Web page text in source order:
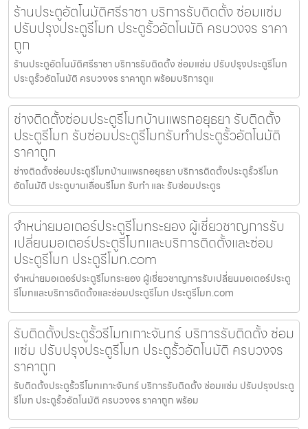
ร้านประตูอัตโนมัติศรีราชา บริการรับติดตั้ง ซ่อมแซ่ม
ปรับปรุงประตูรีโมท ประตูรั้วอัตโนมัติ ครบวงจร ราคา
ถูก
ร้านประตูอัตโนมัติศรีราชา บริการรับติดตั้ง ซ่อมแซ่ม ปรับปรุงประตูรีโมท
ประตูรั้วอัตโนมัติ ครบวงจร ราคาถูก พร้อมบริการดูแ
ช่างติดตั้งซ่อมประตูรีโมทบ้านแพรกอยุธยา รับติดตั้ง
ประตูรีโมท รับซ่อมประตูรีโมทรับทำประตูรั้วอัตโนมัติ
ราคาถูก
ช่างติดตั้งซ่อมประตูรีโมทบ้านแพรกอยุธยา บริการติดตั้งประตูรั้วรีโมท
อัตโนมัติ ประตูบานเลื่อนรีโมท รับทำ และ รับซ่อมประตูร
จำหน่ายมอเตอร์ประตูรีโมทระยอง ผู้เชี่ยวชาญการรับ
เปลี่ยนมอเตอร์ประตูรีโมทและบริการติดตั้งและซ่อม
ประตูรีโมท ประตูรีโมท.com
จำหน่ายมอเตอร์ประตูรีโมทระยอง ผู้เชี่ยวชาญการรับเปลี่ยนมอเตอร์ประตู
รีโมทและบริการติดตั้งและซ่อมประตูรีโมท ประตูรีโมท.com
รับติดตั้งประตูรั้วรีโมทเกาะจันทร์ บริการรับติดตั้ง ซ่อม
แซ่ม ปรับปรุงประตูรีโมท ประตูรั้วอัตโนมัติ ครบวงจร
ราคาถูก
รับติดตั้งประตูรั้วรีโมทเกาะจันทร์ บริการรับติดตั้ง ซ่อมแซ่ม ปรับปรุงประตู
รีโมท ประตูรั้วอัตโนมัติ ครบวงจร ราคาถูก พร้อม